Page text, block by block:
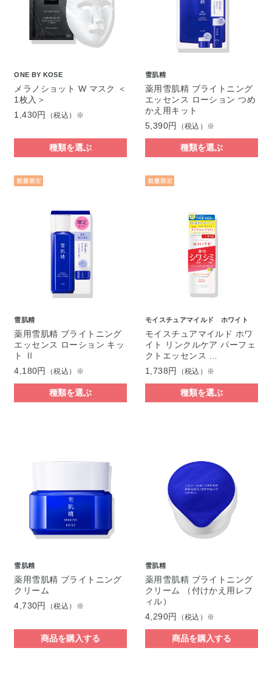
ONE BY KOSE
メラノショット W マスク ＜
1枚入＞
1,430円
（税込）※
種類を選ぶ
雪肌精
薬用雪肌精 ブライトニング
エッセンス ローション つめ
かえ用キット
5,390円
（税込）※
種類を選ぶ
雪肌精
薬用雪肌精 ブライトニング
エッセンス ローション キッ
ト Ⅱ
4,180円
（税込）※
種類を選ぶ
モイスチュアマイルド ホワイト
モイスチュアマイルド ホワ
イト リンクルケア パーフェ
クトエッセンス …
1,738円
（税込）※
種類を選ぶ
雪肌精
薬用雪肌精 ブライトニング
クリーム
4,730円
（税込）※
商品を購入する
雪肌精
薬用雪肌精 ブライトニング
クリーム （付けかえ用レフ
ィル）
4,290円
（税込）※
商品を購入する